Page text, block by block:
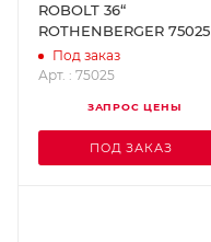
ROBOLT 36“
ROTHENBERGER 75025
Под заказ
Арт. : 75025
ЗАПРОС ЦЕНЫ
ПОД ЗАКАЗ